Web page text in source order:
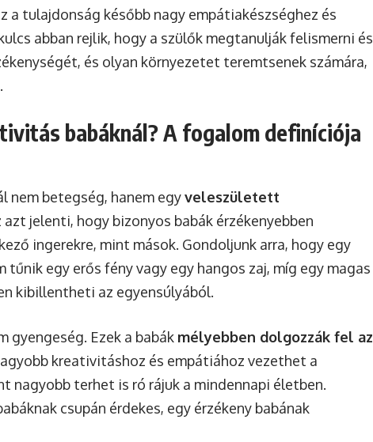
a tulajdonság később nagy empátiakészséghez és
abban rejlik, hogy a szülők megtanulják felismerni és
és olyan környezetet teremtsenek számára,
babáknál? A fogalom definíciója
nem betegség, hanem egyveleszületett
azt jelenti, hogy bizonyos babák érzékenyebben
ingerekre, mint mások. Gondoljunk arra, hogy egy
egy erős fény vagy egy hangos zaj, míg egy magas
kibillentheti az egyensúlyából.
gyengeség. Ezek a babák mélyebben dolgozzák fel az
kreativitáshoz és empátiához vezethet a
nagyobb terhet is ró rájuk a mindennapi életben.
csupán érdekes, egy érzékeny babának